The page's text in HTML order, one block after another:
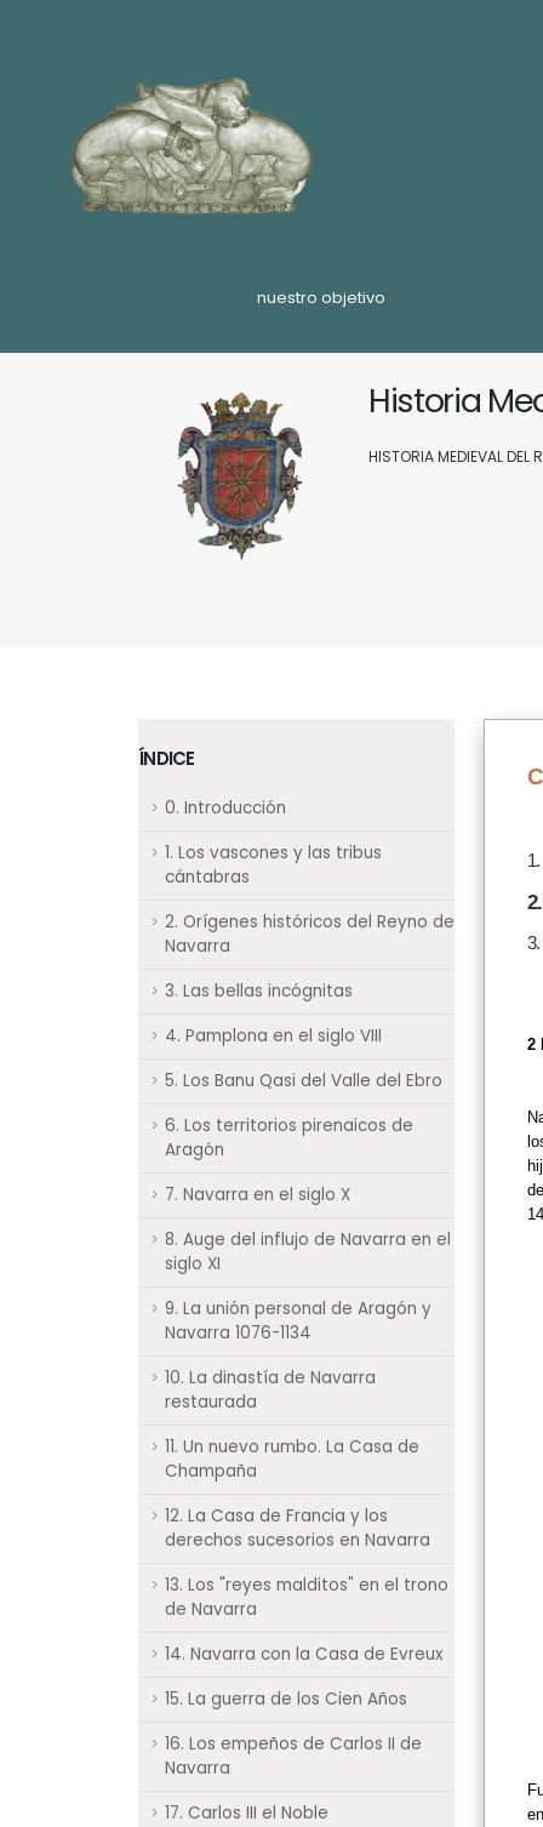
nuestro objetivo
Historia
HISTORIA MEDIEVAL DEL
ÍNDICE
0. Introducción
1. Los vascones y las tribus
cántabras
2. Orígenes históricos del Reyno de
Navarra
3. Las bellas incógnitas
4. Pamplona en el siglo VIII
5. Los Banu Qasi del Valle del Ebro
6. Los territorios pirenaicos de
Aragón
7. Navarra en el siglo X
8. Auge del influjo de Navarra en el
siglo XI
9. La unión personal de Aragón y
Navarra 1076-1134
10. La dinastía de Navarra
restaurada
11. Un nuevo rumbo. La Casa de
Champaña
12. La Casa de Francia y los
derechos sucesorios en Navarra
13. Los "reyes malditos" en el trono
de Navarra
14. Navarra con la Casa de Evreux
15. La guerra de los Cien Años
16. Los empeños de Carlos II de
Navarra
17. Carlos III el Noble
3.
2